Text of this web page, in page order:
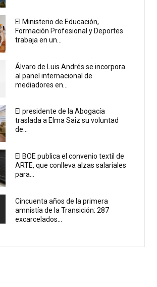
El Ministerio de Educación,
Formación Profesional y Deportes
trabaja en un...
Álvaro de Luis Andrés se incorpora
al panel internacional de
mediadores en...
El presidente de la Abogacía
traslada a Elma Saiz su voluntad
de...
El BOE publica el convenio textil de
ARTE, que conlleva alzas salariales
para...
Cincuenta años de la primera
amnistía de la Transición: 287
excarcelados...